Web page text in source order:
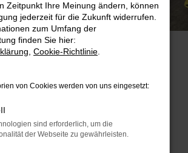
vor Ort
Sie unsere sofort verfügbaren
Error
ein Fehler aufgetreten.
Tipps, die dir helfen können:
Zeitpunkt Ihre Meinung ändern, können
jederzeit für die Zukunft widerrufen.
zum Umfang der
finden Sie hier:
Cookie-Richtlinie
von Cookies werden von uns eingesetzt:
sind erforderlich, um die
der Webseite zu gewährleisten.